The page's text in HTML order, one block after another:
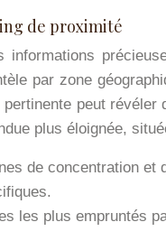
de proximité
informations
par zone
peut
plus éloignée,
de concentration
les plus empruntés